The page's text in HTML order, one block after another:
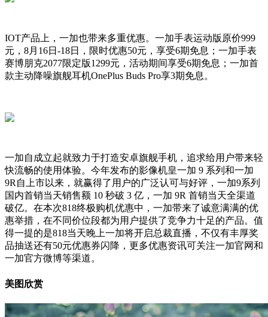
IOT产品上，一加也带来多重优惠。一加手表运动版原价999
元，8月16日-18日，限时优惠50元，享受6期免息；一加手表
赛博朋克2077限定版1299元，活动期间享受6期免息；一加首
款主动降噪旗舰耳机OnePlus Buds Pro享3期免息。
一加自成立起就致力于打造安卓旗舰手机，追求给用户带来轻
快流畅的使用体验。今年发布的影像机皇一加 9 系列和一加
9R自上市以来，就赢得了用户的广泛认可与好评，一加9系列
国内首销当天销售额 10 秒破 3 亿，一加 9R 首销当天全渠道
破亿。在本次818终极购机优惠中，一加带来了诚意满满的优
惠举措，在不同价位段都为用户提供了竞争力十足的产品。值
得一提的是818当天晚上一加将开启总裁直播，不仅有丰厚奖
品抽送还有50元优惠券闪降，更多优惠资讯可关注一加官网和
一加官方微博等渠道。
美图欣赏